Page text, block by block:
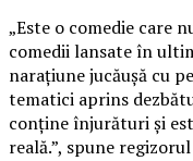
„Este o comedie care
comedii lansate în
narațiune jucăușă cu
tematici aprins
conține înjurături și
reală.”, spune